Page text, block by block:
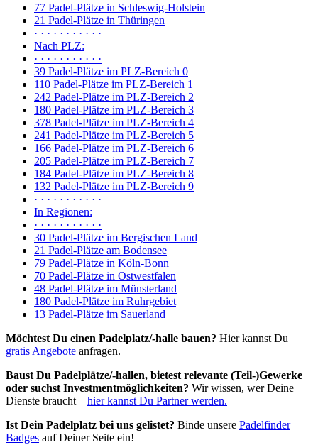
77 Padel-Plätze in Schleswig-Holstein
21 Padel-Plätze in Thüringen
· · · · · · · · · · ·
Nach PLZ:
· · · · · · · · · · ·
39 Padel-Plätze im PLZ-Bereich 0
110 Padel-Plätze im PLZ-Bereich 1
242 Padel-Plätze im PLZ-Bereich 2
180 Padel-Plätze im PLZ-Bereich 3
378 Padel-Plätze im PLZ-Bereich 4
241 Padel-Plätze im PLZ-Bereich 5
166 Padel-Plätze im PLZ-Bereich 6
205 Padel-Plätze im PLZ-Bereich 7
184 Padel-Plätze im PLZ-Bereich 8
132 Padel-Plätze im PLZ-Bereich 9
· · · · · · · · · · ·
In Regionen:
· · · · · · · · · · ·
30 Padel-Plätze im Bergischen Land
21 Padel-Plätze am Bodensee
79 Padel-Plätze in Köln-Bonn
70 Padel-Plätze in Ostwestfalen
48 Padel-Plätze im Münsterland
180 Padel-Plätze im Ruhrgebiet
13 Padel-Plätze im Sauerland
Möchtest Du einen Padelplatz/-halle bauen? Hier kannst Du
gratis Angebote anfragen.
Baust Du Padel­plätze/-hallen, bietest relevante (Teil-)Gewerke
oder suchst In­vest­ment­möglich­keiten? Wir wissen, wer Deine
Dienste braucht – hier kannst Du Partner werden.
Ist Dein Padelplatz bei uns gelistet? Binde unsere Padelfinder
Badges auf Deiner Seite ein!